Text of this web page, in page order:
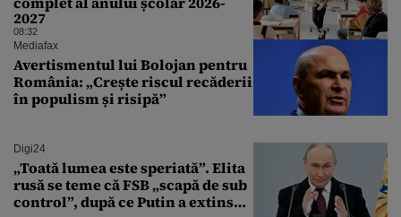
2027
08:32
Mediafax
Avertismentul lui Bolojan pentru
România: „Crește riscul recăderii
în populism și risipă”
Digi24
„Toată lumea este speriată”. Elita
rusă se teme că FSB „scapă de sub
control”, după ce Putin a extins